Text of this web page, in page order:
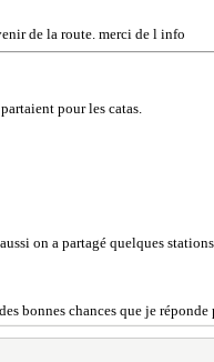
de la route. merci de l info
pour les catas.
on a partagé quelques
bonnes chances que je